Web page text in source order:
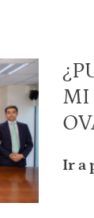
MI
Ir a